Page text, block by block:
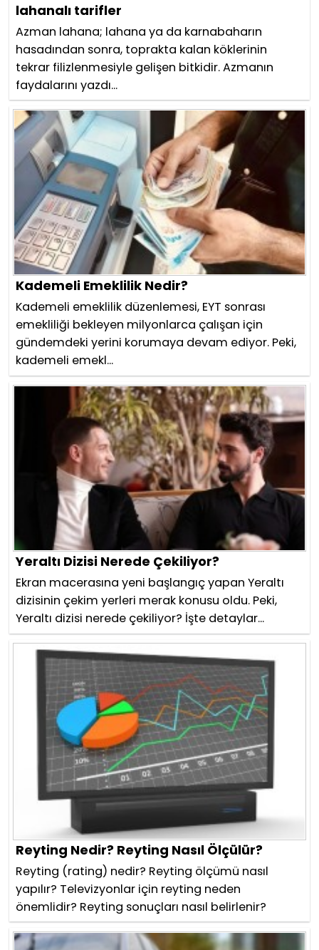
lahanalı tarifler
Azman lahana; lahana ya da karnabaharın
hasadından sonra, toprakta kalan köklerinin
tekrar filizlenmesiyle gelişen bitkidir. Azmanın
faydalarını yazdı...
Kademeli Emeklilik Nedir?
Kademeli emeklilik düzenlemesi, EYT sonrası
emekliliği bekleyen milyonlarca çalışan için
gündemdeki yerini korumaya devam ediyor. Peki,
kademeli emekl...
Yeraltı Dizisi Nerede Çekiliyor?
Ekran macerasına yeni başlangıç yapan Yeraltı
dizisinin çekim yerleri merak konusu oldu. Peki,
Yeraltı dizisi nerede çekiliyor? İşte detaylar...
Reyting Nedir? Reyting Nasıl Ölçülür?
Reyting (rating) nedir? Reyting ölçümü nasıl
yapılır? Televizyonlar için reyting neden
önemlidir? Reyting sonuçları nasıl belirlenir?